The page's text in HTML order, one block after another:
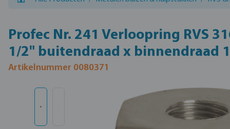
Profec Nr. 241 Verloopring RVS
1/2" buitendraad x binnendraad
Artikelnummer 0080371